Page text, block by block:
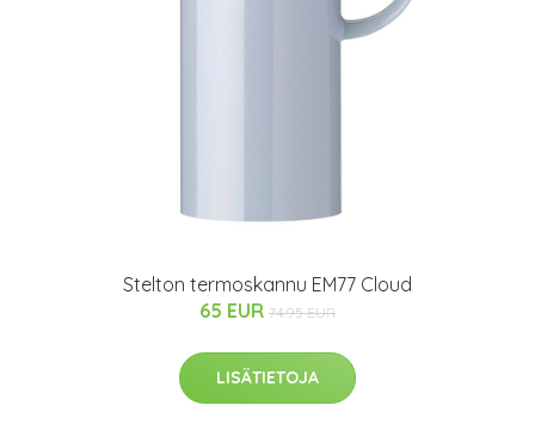
Stelton termoskannu EM77 Cloud
65 EUR 74.95 EUR
LISÄTIETOJA